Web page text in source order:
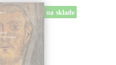
na sklade